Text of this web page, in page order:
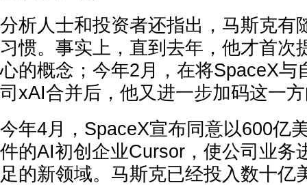
分析人士和投资者还指出，马斯克有
习惯。事实上，直到去年，他才首次
心的概念；今年2月，在将SpaceX与
司xAI合并后，他又进一步加码这一
今年4月，SpaceX宣布同意以600亿
件的AI初创企业Cursor，使公司业务
足的新领域。马斯克已经投入数十亿